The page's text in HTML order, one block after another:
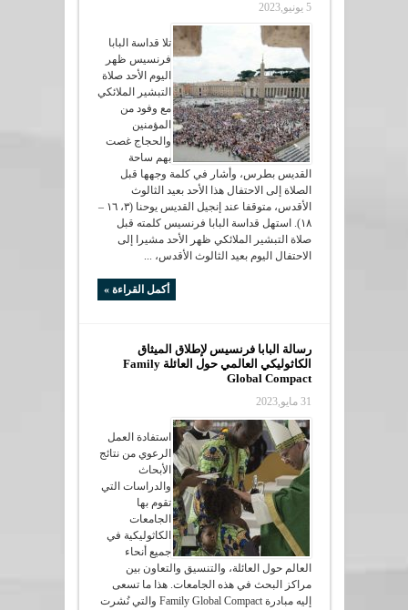
5 يونيو,2023
تلا قداسة البابا
فرنسيس ظهر
اليوم الأحد صلاة
التبشير الملائكي
مع وفود من
المؤمنين
والحجاج غصت
بهم ساحة
القديس بطرس، وأشار في كلمة وجهها قبل
الصلاة إلى الاحتفال هذا الأحد بعيد الثالوث
الأقدس، متوقفا عند إنجيل القديس يوحنا (٣، ١٦ –
١٨). استهل قداسة البابا فرنسيس كلمته قبل
صلاة التبشير الملائكي ظهر الأحد مشيرا إلى
الاحتفال اليوم بعيد الثالوث الأقدس، ...
أكمل القراءة »
رسالة البابا فرنسيس لإطلاق الميثاق
الكاثوليكي العالمي حول العائلة Family
Global Compact
31 مايو,2023
استفادة العمل
الرعوي من نتائج
الأبحاث
والدراسات التي
تقوم بها
الجامعات
الكاثوليكية في
جميع أنحاء
العالم حول العائلة، والتنسيق والتعاون بين
مراكز البحث في هذه الجامعات. هذا ما تسعى
إليه مبادرة Family Global Compact والتي نُشرت